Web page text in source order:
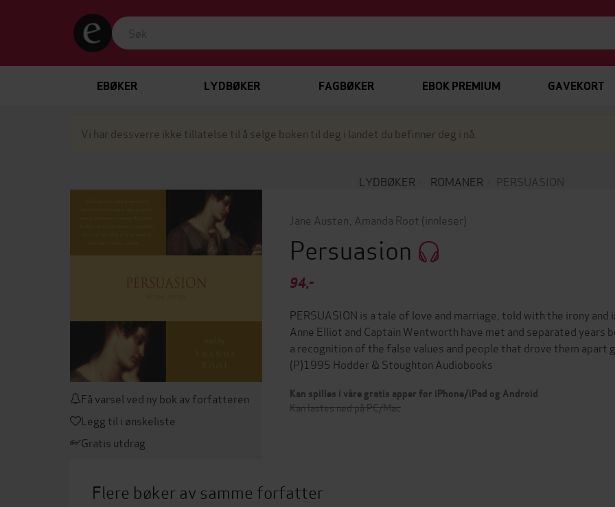
EBØKER LYDBØKER FAGBØKER EBOK PREMIUM GAVEKORT
Vi har dessverre ikke tillatelse til å selge boken til deg i landet du befinner deg i nå.
LYDBØKER ROMANER PERSUASION
Få varsel ved ny bok av forfatteren
Legg til i ønskeliste
Gratis utdrag
Jane Austen Amanda Root (innleser)
Persuasion
94,-
PERSUASION is a tale of love and marriage, told with the irony
Anne Elliot and Captain Wentworth have met and separated
a recognition of the false values and people that drove them apart
(P)1995 Hodder & Stoughton Audiobooks
Kan spilles i våre gratis apper for iPhone/iPad og Android
Kan lastes ned på PC/Mac
Flere bøker av samme forfatter